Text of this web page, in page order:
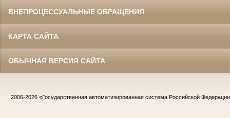
ВНЕПРОЦЕССУАЛЬНЫЕ ОБРАЩЕНИЯ
КАРТА САЙТА
ОБЫЧНАЯ ВЕРСИЯ САЙТА
2006-2026 «Государственная автоматизированная система Российской